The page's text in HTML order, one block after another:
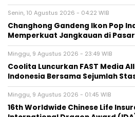
Senin, 10 Agustus 2026 - 04:22 WIB
Changhong Gandeng Ikon Pop
Memperkuat Jangkauan di
Minggu, 9 Agustus 2026 - 23:49 WIB
Coolita Luncurkan FAST Media
Indonesia Bersama Sejumlah
Minggu, 9 Agustus 2026 - 01:45 WIB
16th Worldwide Chinese Life